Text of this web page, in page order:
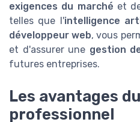
exigences du marché et
telles que l'intelligence
développeur web, vous
et d'assurer une gestion
futures entreprises.
Les avantages
professionnel